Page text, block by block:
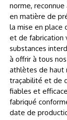
norme,
en matière de
la mise en place
et de fabrication
substances
à offrir à tous
athlètes de haut
traçabilité et de
fiables et
fabriqué
date de